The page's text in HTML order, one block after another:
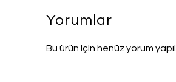
Yorumlar
Bu ürün için henüz yorum